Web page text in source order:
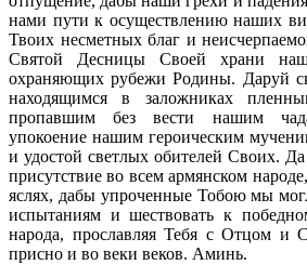
нами пути к осуществлению наших
Твоих несметных благ и
Святой Десницы Своей храни
охраняющих рубежи Родины. Даруй
находящимся в заложниках
пропавшим без вести нашим
упокоение нашим героическим
и удостой светлых обителей Своих. Да
присутствие во всем армянском
яслях, дабы упроченные Тобою мы
испытаниям и шествовать к
народа, прославляя Тебя с Отцом
присно и во веки веков. Аминь.